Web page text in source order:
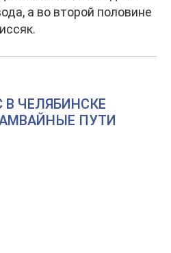
а во второй половине
ЧЕЛЯБИНСКЕ
ПУТИ